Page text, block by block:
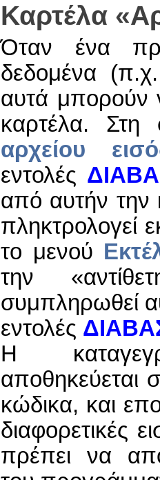
Καρτέλα
Όταν ένα
δεδομένα
αυτά μπορούν
καρτέλα.
αρχείου
εντολές
από αυτήν την
πληκτρολογεί
το μενού
την
συμπληρωθεί
εντολές
Η
αποθηκεύεται
κώδικα, και
διαφορετικές
πρέπει να